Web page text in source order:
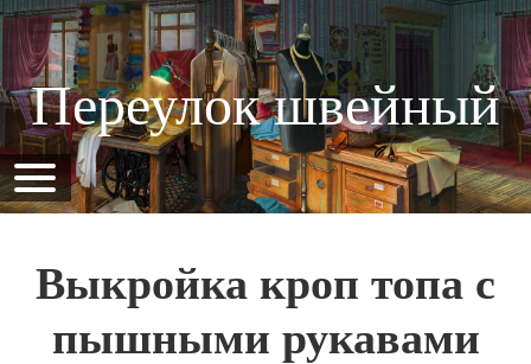
Переулок швейный
Выкройка кроп топа с
пышными рукавами